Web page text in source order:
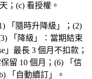
；(c) 看授權。
「 隨時升降級 」；(2)
「 降級 」：當期結束
」最長 3 個月不扣款；
留 10 個月；(6) 「 信
「 自動續訂 」。